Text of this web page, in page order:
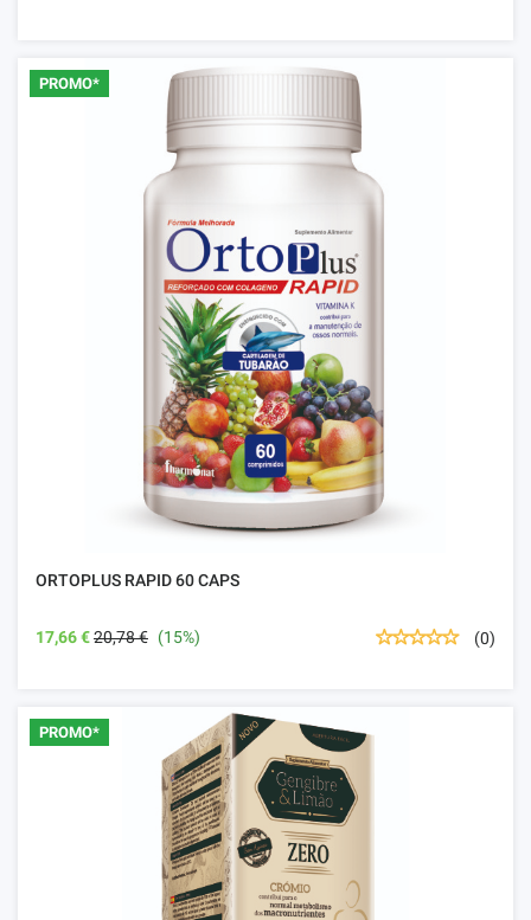
PROMO*
ORTOPLUS RAPID 60 CAPS
17,66 €20,78 € (15%) (0)
PROMO*